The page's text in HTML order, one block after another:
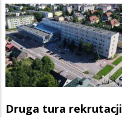
Druga tura rekrutacji